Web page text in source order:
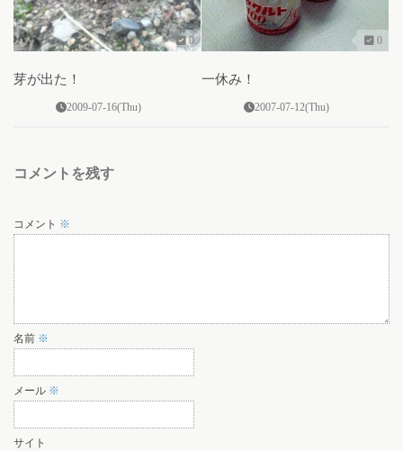
0
芽が出た！
2009-07-16(Thu)
0
一休み！
2007-07-12(Thu)
コメントを残す
コメント ※
名前 ※
メール ※
サイト